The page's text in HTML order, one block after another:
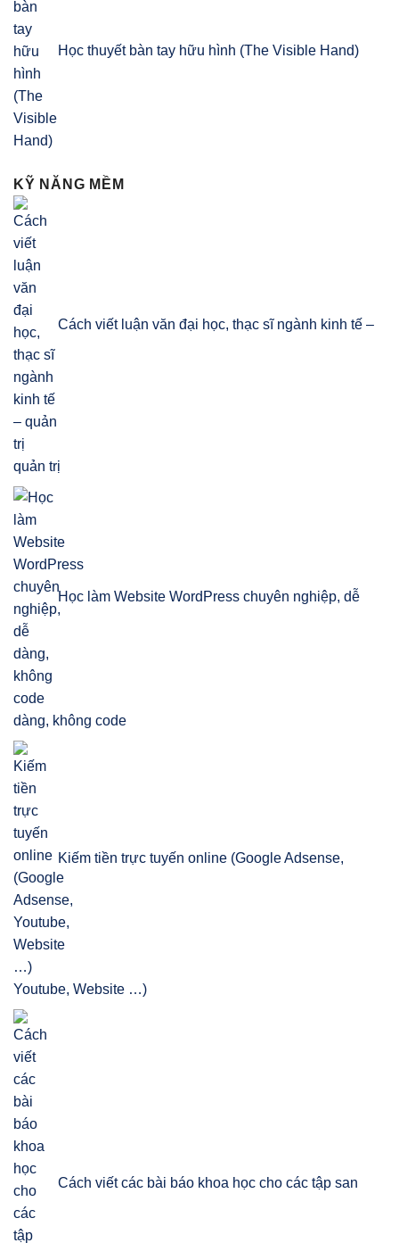
Học thuyết bàn tay hữu hình (The Visible Hand)
KỸ NĂNG MỀM
Cách viết luận văn đại học, thạc sĩ ngành kinh tế –
quản trị
Học làm Website WordPress chuyên nghiệp, dễ
dàng, không code
Kiếm tiền trực tuyến online (Google Adsense,
Youtube, Website …)
Cách viết các bài báo khoa học cho các tập san